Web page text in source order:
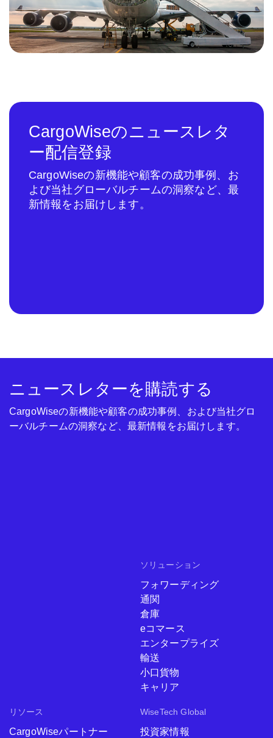
CargoWiseのニュースレタ
ー配信登録
CargoWiseの新機能や顧客の成功事例、お
よび当社グローバルチームの洞察など、最
新情報をお届けします。
ソリューション
フォワーディング
通関
倉庫
eコマース
エンタープライズ
輸送
小口貨物
キャリア
リソース
CargoWiseパートナー
WiseTech Global
投資家情報
ニュースレターを購読する
CargoWiseの新機能や顧客の成功事例、および当社グロ
ーバルチームの洞察など、最新情報をお届けします。